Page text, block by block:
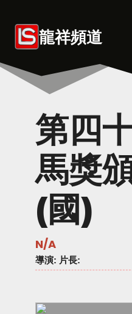
content 龍祥頻道
第四
馬獎
(國)
N/A
導演: 片長: